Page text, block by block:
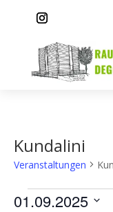
Kundalini
Veranstaltungen
01.09.2025